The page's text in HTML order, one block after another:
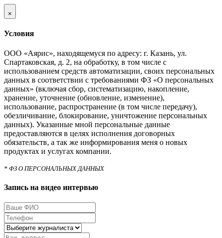
×
Условия
ООО «Аярис», находящемуся по адресу: г. Казань, ул.
Спартаковская, д. 2, на обработку, в том числе с
использованием средств автоматизации, своих персональных
данных в соответствии с требованиями ФЗ «О персональных
данных» (включая сбор, систематизацию, накопление,
хранение, уточнение (обновление, изменение),
использование, распространение (в том числе передачу),
обезличивание, блокирование, уничтожение персональных
данных). Указанные мной персональные данные
предоставляются в целях исполнения договорных
обязательств, а так же информирования меня о новых
продуктах и услугах компании.
* ФЗ О ПЕРСОНАЛЬНЫХ ДАННЫХ
Запись на видео интервью